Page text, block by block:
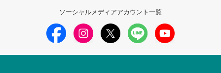
ソーシャルメディアアカウント一覧